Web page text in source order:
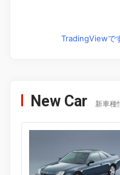
TradingViewで
New Car 新車種